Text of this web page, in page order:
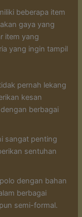
beberapa item
gaya yang
item yang
yang ingin tampil
pernah lekang
kesan
berbagai
sangat penting
sentuhan
dengan bahan
berbagai
semi-formal.